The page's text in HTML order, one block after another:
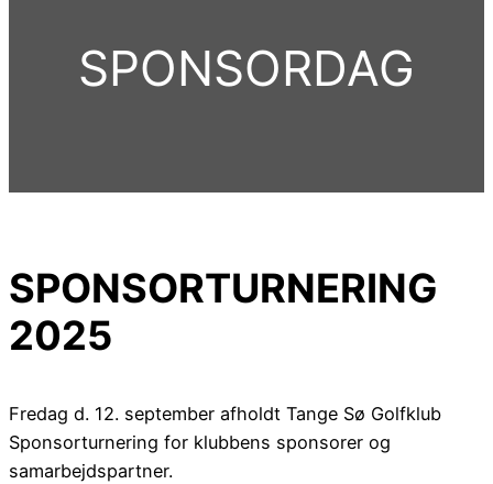
SPONSORDAG
SPONSORTURNERING
2025
Fredag d. 12. september afholdt Tange Sø Golfklub
Sponsorturnering for klubbens sponsorer og
samarbejdspartner.